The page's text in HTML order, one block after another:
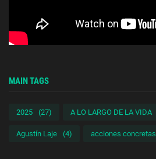
MAIN TAGS
2025 (27) A LO LARGO DE LA VIDA
Agustín Laje (4) acciones concretas